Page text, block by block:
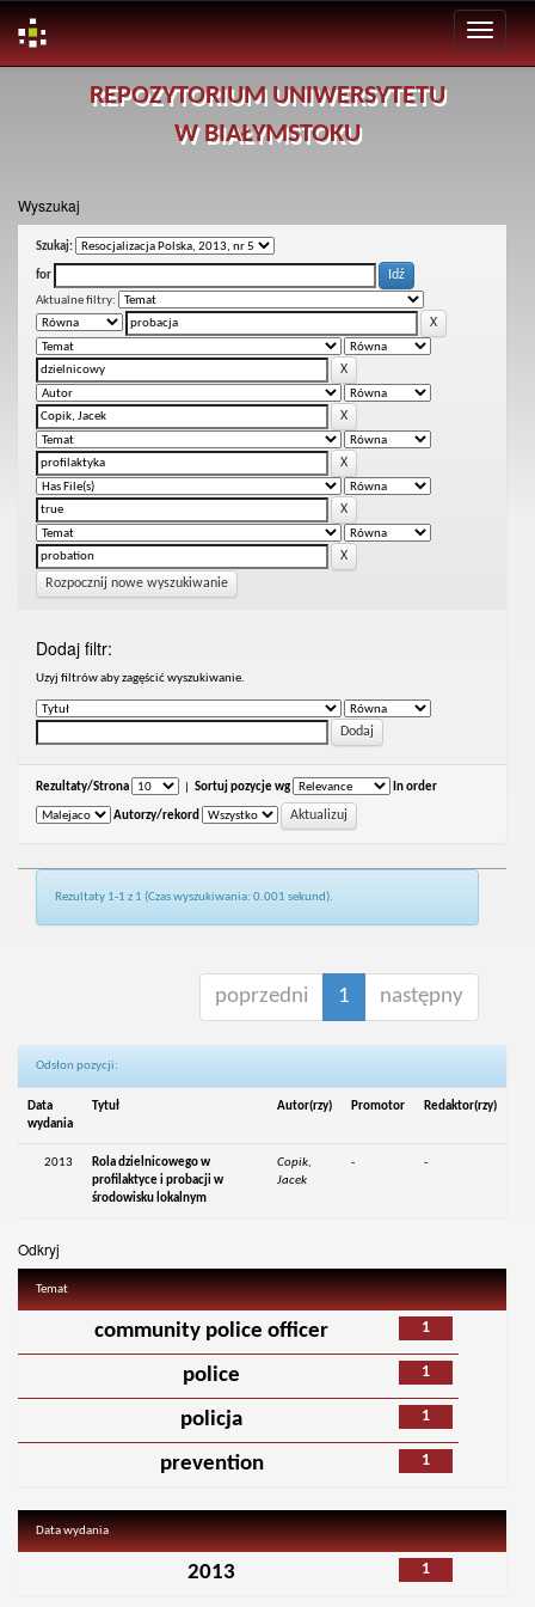
REPOZYTORIUM UNIWERSYTETU
W BIAŁYMSTOKU
Wyszukaj
Szukaj:
for
Aktualne filtry:
Rozpocznij nowe wyszukiwanie
Dodaj filtr:
Uzyj filtrów aby zagęścić wyszukiwanie.
Rezultaty/Strona Sortuj pozycje wg In order
Autorzy/rekord
Rezultaty 1-1 z 1 (Czas wyszukiwania: 0.001 sekund).
poprzedni 1 następny
Odsłon pozycji:
Data
wydania
Tytuł Autor(rzy) Promotor Redaktor(rzy)
2013
Rola dzielnicowego w
profilaktyce i probacji w
środowisku lokalnym
Copik,
Jacek
- -
Odkryj
Temat
1
community police officer
1
police
1
policja
1
prevention
Data wydania
1
2013